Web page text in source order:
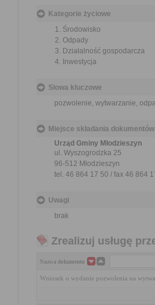
Kategorie życiowe
Środowisko
Odpady
Działalność gospodarcza
Inwestycja
Słowa kluczowe
pozwolenie, wytwarzanie,
Miejsce składania dokumentów
Urząd Gminy Młodzieszyn
ul. Wyszogrodzka 25
96-512 Młodzieszyn
tel. 46 864 17 50 / fax 46 864
Uwagi
brak
Zrealizuj usługę
Nazwa dokumentu
Wniosek o wydanie pozwolenia na